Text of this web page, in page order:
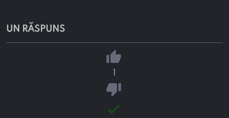
UN RĂSPUNS
thumb_up
thumb_down
done